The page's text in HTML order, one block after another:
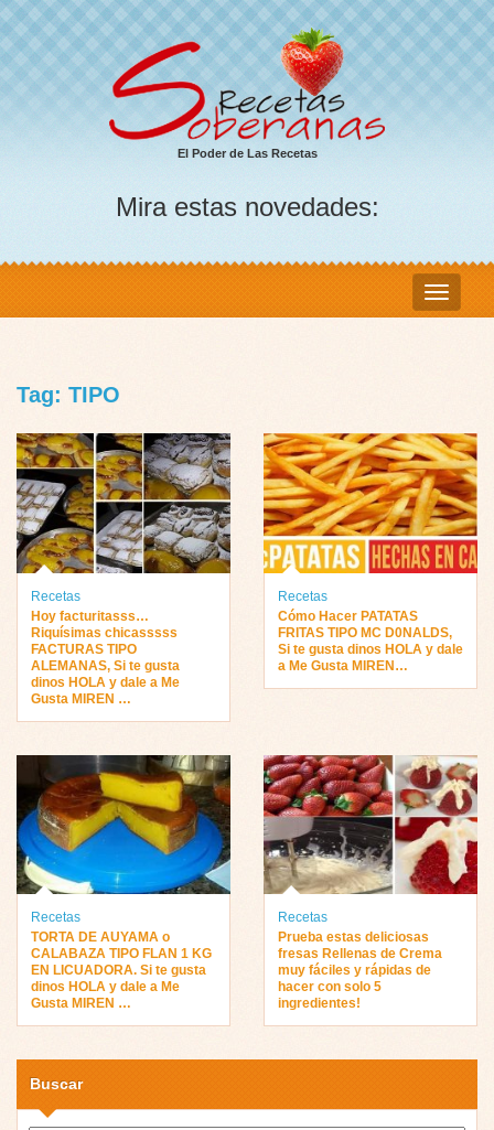
El Poder de Las Recetas
Mira estas novedades:
Tag: TIPO
Recetas
Hoy facturitasss…
Riquísimas chicasssss
FACTURAS TIPO
ALEMANAS, Si te gusta
dinos HOLA y dale a Me
Gusta MIREN …
Recetas
Cómo Hacer PATATAS
FRITAS TIPO MC D0NALDS,
Si te gusta dinos HOLA y dale
a Me Gusta MIREN…
Recetas
TORTA DE AUYAMA o
CALABAZA TIPO FLAN 1 KG
EN LICUADORA. Si te gusta
dinos HOLA y dale a Me
Gusta MIREN …
Recetas
Prueba estas deliciosas
fresas Rellenas de Crema
muy fáciles y rápidas de
hacer con solo 5
ingredientes!
Buscar